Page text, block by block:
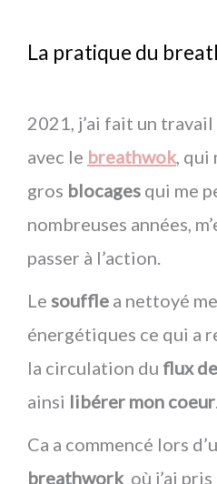
La pratique du
2021, j’ai fait un
avec le breathwok, qui
gros blocages qui me
nombreuses années,
passer à l’action.
Le souffle a nettoyé
énergétiques ce qui a
la circulation du flux
ainsi libérer mon coeur
Ca a commencé lors
breathwork où j’ai